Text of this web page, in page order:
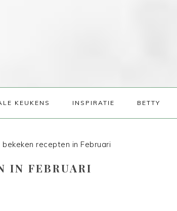
KEUKENS INSPIRATIE BETTY
recepten in Februari
IN FEBRUARI